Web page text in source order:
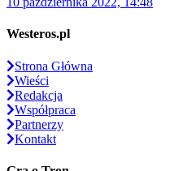
Westeros.pl
Strona Główna
Wieści
Redakcja
Współpraca
Partnerzy
Kontakt